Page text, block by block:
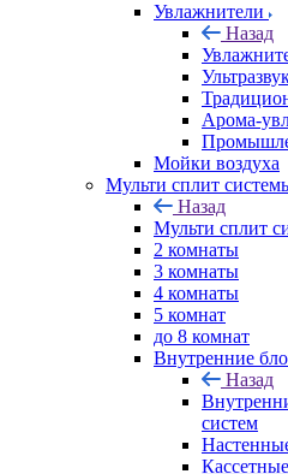
Увлажнители
Назад
Арома-
Мойки воздуха
Мульти сплит
Назад
Мульти сплит
2 комнаты
3 комнаты
4 комнаты
5 комнат
до 8 комнат
Внутренние
Назад
систем
Кассетные